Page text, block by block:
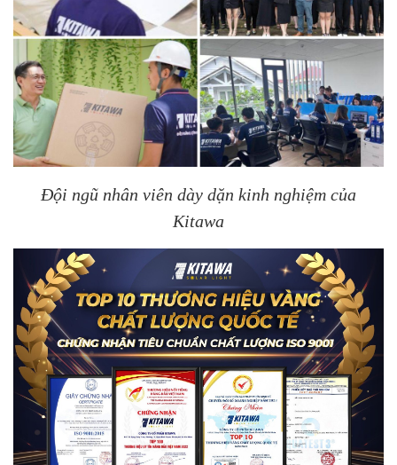
Đội ngũ nhân viên dày dặn kinh nghiệm của
Kitawa